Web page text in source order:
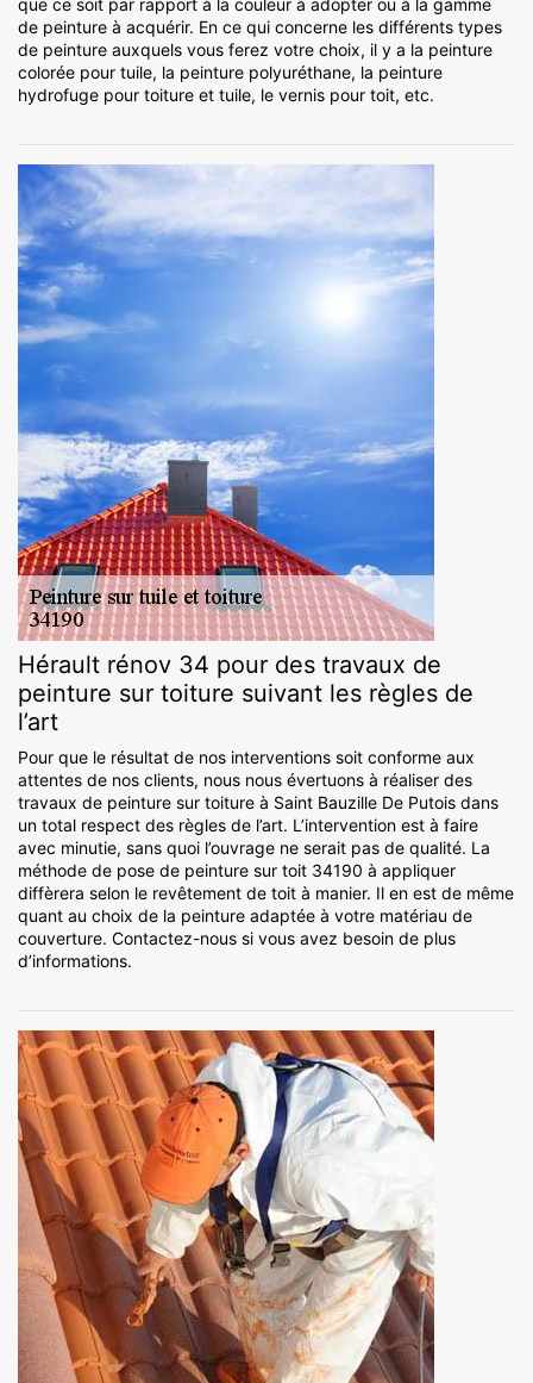
que ce soit par rapport à la couleur à adopter ou à la gamme
de peinture à acquérir. En ce qui concerne les différents types
de peinture auxquels vous ferez votre choix, il y a la peinture
colorée pour tuile, la peinture polyuréthane, la peinture
hydrofuge pour toiture et tuile, le vernis pour toit, etc.
Hérault rénov 34 pour des travaux de
peinture sur toiture suivant les règles de
l’art
Pour que le résultat de nos interventions soit conforme aux
attentes de nos clients, nous nous évertuons à réaliser des
travaux de peinture sur toiture à Saint Bauzille De Putois dans
un total respect des règles de l’art. L’intervention est à faire
avec minutie, sans quoi l’ouvrage ne serait pas de qualité. La
méthode de pose de peinture sur toit 34190 à appliquer
diffèrera selon le revêtement de toit à manier. Il en est de même
quant au choix de la peinture adaptée à votre matériau de
couverture. Contactez-nous si vous avez besoin de plus
d’informations.